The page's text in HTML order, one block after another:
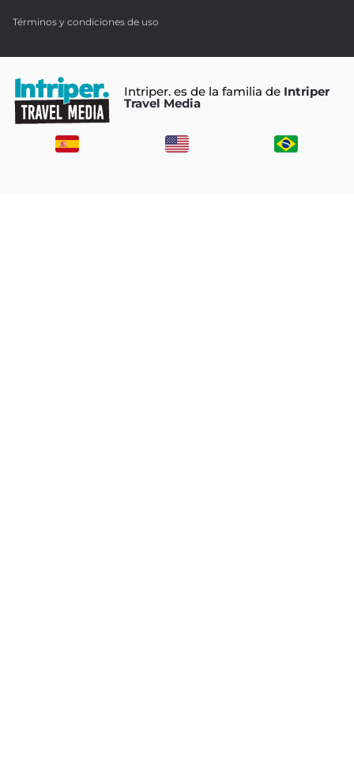
Términos y condiciones de uso
Intriper. es de la familia de Intriper
Travel Media